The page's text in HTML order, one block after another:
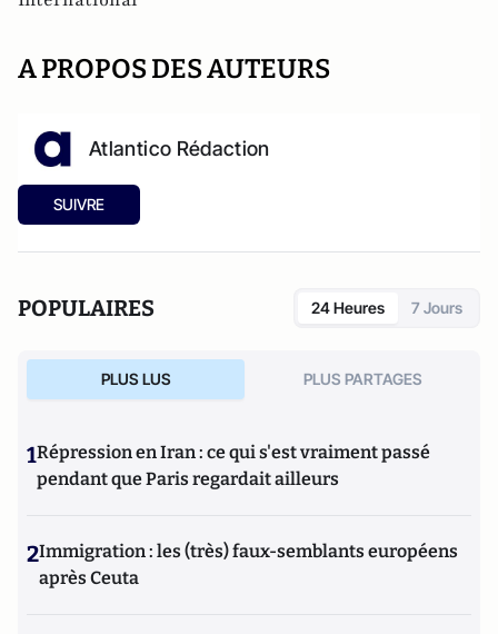
A PROPOS DES AUTEURS
Atlantico Rédaction
SUIVRE
POPULAIRES 24 Heures 7 Jours
PLUS LUS PLUS PARTAGES
1Répression en Iran : ce qui s'est vraiment passé
pendant que Paris regardait ailleurs
2Immigration : les (très) faux-semblants européens
après Ceuta